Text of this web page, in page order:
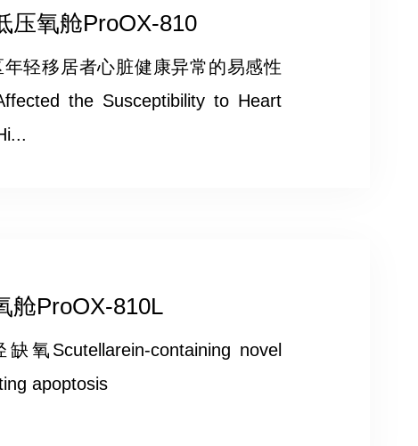
压氧舱ProOX-810
轻移居者心脏健康异常的易感性
the Susceptibility to Heart
舱ProOX-810L
Scutellarein-containing novel
apoptosis